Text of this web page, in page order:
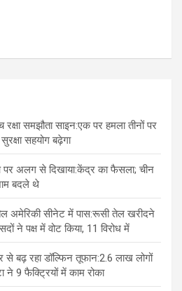
समझौता साइन:एक पर हमला तीनों पर
सहयोग बढ़ेगा
अलग से दिखाया:केंद्र का फैसला; चीन
बदले थे
अमेरिकी सीनेट में पास:रूसी तेल खरीदने
ने पक्ष में वोट किया, 11 विरोध में
से बढ़ रहा डॉल्फिन तूफान:2.6 लाख लोगों
ने 9 फैक्ट्रियों में काम रोका